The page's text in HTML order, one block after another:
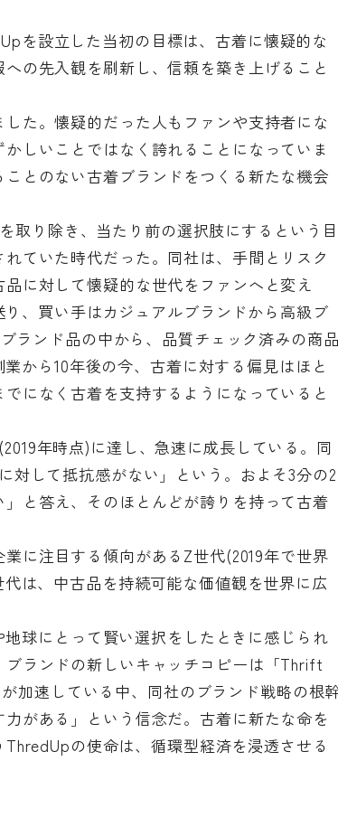
を設立した当初の目標は、古着に懐疑的な
の先入観を刷新し、信頼を築き上げること
た。懐疑的だった人もファンや支持者にな
しいことではなく誇れることになっていま
とのない古着ブランドをつくる新たな機会
取り除き、当たり前の選択肢にするという目
ていた時代だった。同社は、手間とリスク
に対して懐疑的な世代をファンへと変え
、買い手はカジュアルブランドから高級ブ
ランド品の中から、品質チェック済みの商
から10年後の今、古着に対する偏見はほと
になく古着を支持するようになっていると
年時点)に達し、急速に成長している。同
対して抵抗感がない」という。およそ3分の2
と答え、そのほとんどが誇りを持って古着
に注目する傾向があるZ世代(2019年で世界
は、中古品を持続可能な価値観を世界に広
球にとって賢い選択をしたときに感じられ
ランドの新しいキャッチコピーは「Thrift
加速している中、同社のブランド戦略の根
がある」という信念だ。古着に新たな命を
の使命は、循環型経済を浸透させる